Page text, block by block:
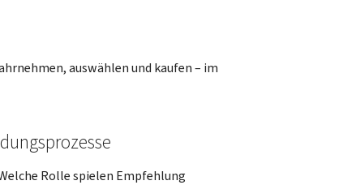
auswählen und kaufen – im
Rolle spielen Empfehlung